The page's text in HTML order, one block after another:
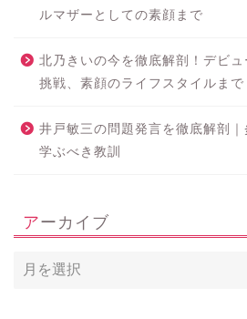
ルマザーとしての素顔まで
北乃きいの今を徹底解剖！デビ
挑戦、素顔のライフスタイルまで
井戸敏三の問題発言を徹底解剖
学ぶべき教訓
アーカイブ